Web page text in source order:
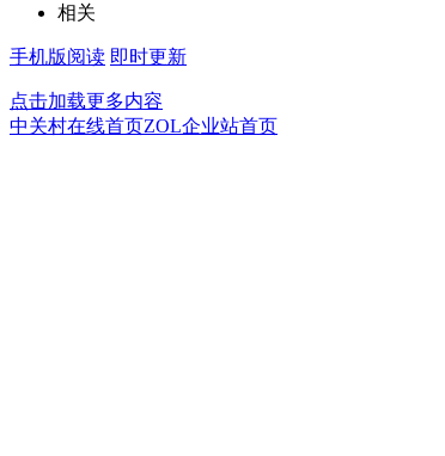
相关
手机版阅读 即时更新
点击加载更多内容
中关村在线首页ZOL企业站首页